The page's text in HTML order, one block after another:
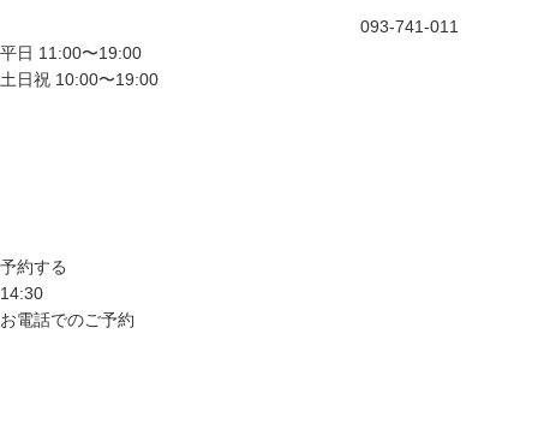
093-741-011
平日 11:00〜19:00
土日祝 10:00〜19:00
予約する
14:30
お電話でのご予約